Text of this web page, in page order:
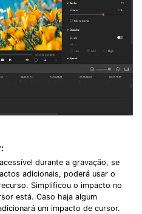
durante a gravação, se
adicionais, poderá usar o
Simplificou o impacto no
está. Caso haja algum
um impacto de cursor.
a Pro, Edit
Ease.
All with Filmora!
Try It Now